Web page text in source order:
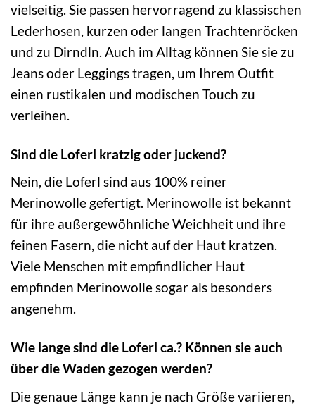
vielseitig. Sie passen hervorragend zu klassischen
Lederhosen, kurzen oder langen Trachtenröcken
und zu Dirndln. Auch im Alltag können Sie sie zu
Jeans oder Leggings tragen, um Ihrem Outfit
einen rustikalen und modischen Touch zu
verleihen.
Sind die Loferl kratzig oder juckend?
Nein, die Loferl sind aus 100% reiner
Merinowolle gefertigt. Merinowolle ist bekannt
für ihre außergewöhnliche Weichheit und ihre
feinen Fasern, die nicht auf der Haut kratzen.
Viele Menschen mit empfindlicher Haut
empfinden Merinowolle sogar als besonders
angenehm.
Wie lange sind die Loferl ca.? Können sie auch
über die Waden gezogen werden?
Die genaue Länge kann je nach Größe variieren,